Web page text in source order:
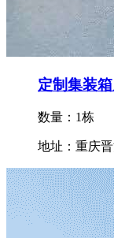
定制集装
数量：1栋
地址：重庆